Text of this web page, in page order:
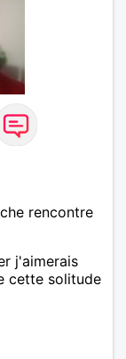
rencontre
j'aimerais
cette solitude